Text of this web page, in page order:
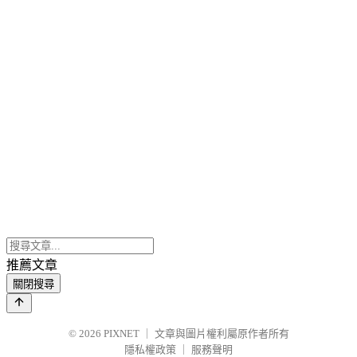
推薦文章
關閉搜尋
© 2026 PIXNET
文章與圖片權利屬原作者所有
隱私權政策
服務聲明